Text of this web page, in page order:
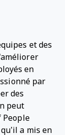
et des
en
par
des
peut
People
a mis en